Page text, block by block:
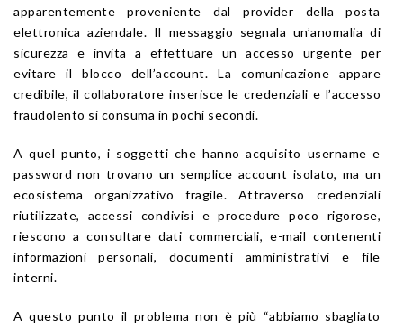
apparentemente proveniente dal provider della posta
elettronica aziendale. Il messaggio segnala un’anomalia di
sicurezza e invita a effettuare un accesso urgente per
evitare il blocco dell’account. La comunicazione appare
credibile, il collaboratore inserisce le credenziali e l’accesso
fraudolento si consuma in pochi secondi.
A quel punto, i soggetti che hanno acquisito username e
password non trovano un semplice account isolato, ma un
ecosistema organizzativo fragile. Attraverso credenziali
riutilizzate, accessi condivisi e procedure poco rigorose,
riescono a consultare dati commerciali, e-mail contenenti
informazioni personali, documenti amministrativi e file
interni.
A questo punto il problema non è più “abbiamo sbagliato